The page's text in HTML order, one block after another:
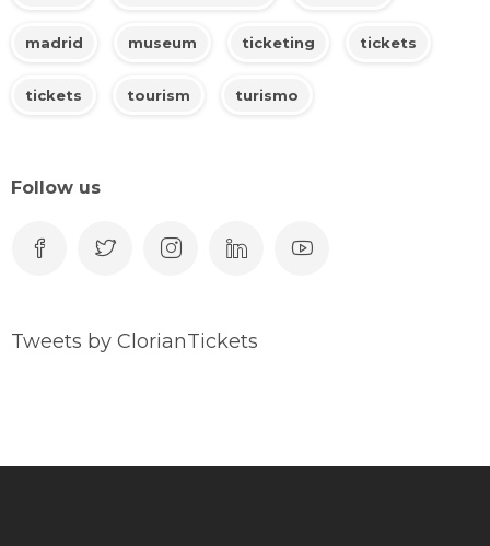
madrid museum ticketing tickets
tickets tourism turismo
Follow us
Tweets by ClorianTickets